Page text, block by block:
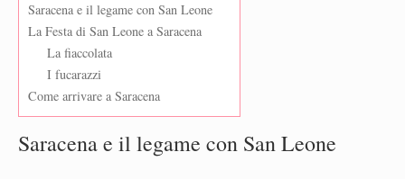
Saracena e il legame con San Leone
La Festa di San Leone a Saracena
La fiaccolata
I fucarazzi
Come arrivare a Saracena
Saracena e il legame con San Leone